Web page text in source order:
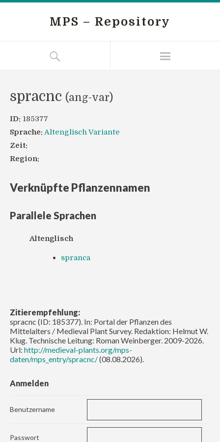
MPS – Repository
spracnc (ang-var)
ID: 185377
Sprache: Altenglisch Variante
Zeit:
Region:
Verknüpfte Pflanzennamen
Parallele Sprachen
Altenglisch
spranca
Zitierempfehlung:
spracnc (ID: 185377). In: Portal der Pflanzen des
Mittelalters / Medieval Plant Survey. Redaktion: Helmut W.
Klug. Technische Leitung: Roman Weinberger. 2009-2026.
Url: http://medieval-plants.org/mps-
daten/mps_entry/spracnc/(08.08.2026).
Anmelden
Benutzername
Passwort